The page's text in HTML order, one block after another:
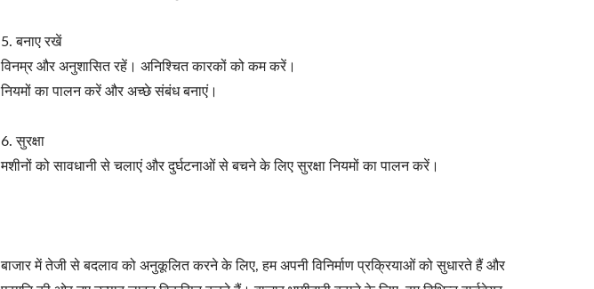
5. बनाए रखें
विनम्र और अनुशासित रहें। अनिश्चित कारकों को कम करें।
नियमों का पालन करें और अच्छे संबंध बनाएं।
6. सुरक्षा
मशीनों को सावधानी से चलाएं और दुर्घटनाओं से बचने के लिए सुरक्षा नियमों का पालन करें।
बाजार में तेजी से बदलाव को अनुकूलित करने के लिए, हम अपनी विनिर्माण प्रक्रियाओं को सुधारते हैं और